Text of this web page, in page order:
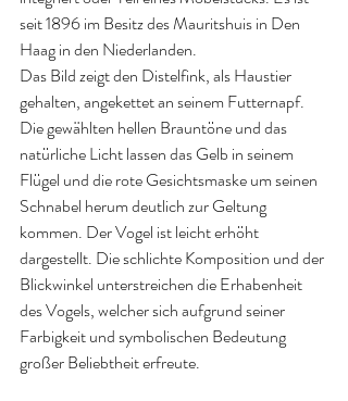
seit 1896 im Besitz des Mauritshuis in Den
Haag in den Niederlanden.
Das Bild zeigt den Distelfink, als Haustier
gehalten, angekettet an seinem Futternapf.
Die gewählten hellen Brauntöne und das
natürliche Licht lassen das Gelb in seinem
Flügel und die rote Gesichtsmaske um seinen
Schnabel herum deutlich zur Geltung
kommen. Der Vogel ist leicht erhöht
dargestellt. Die schlichte Komposition und der
Blickwinkel unterstreichen die Erhabenheit
des Vogels, welcher sich aufgrund seiner
Farbigkeit und symbolischen Bedeutung
großer Beliebtheit erfreute.